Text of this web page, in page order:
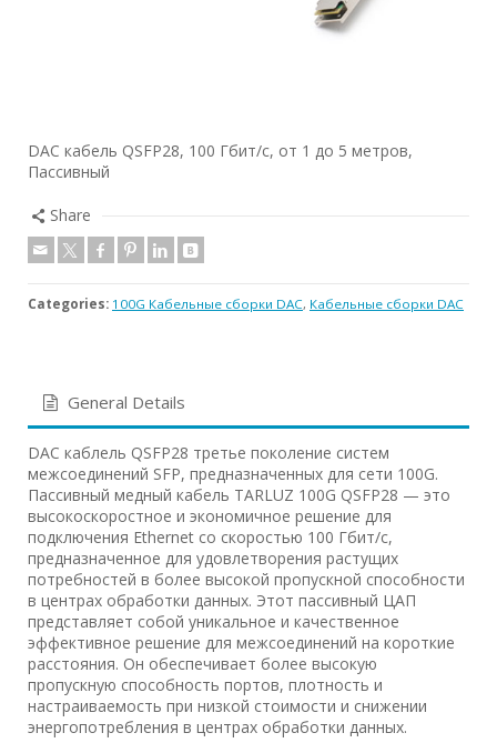
DAC кабель QSFP28, 100 Гбит/с, от 1 до 5 метров,
Пассивный
Share
Categories: 100G Кабельные сборки DAC, Кабельные сборки DAC
General Details
DAC каблель QSFP28 третье поколение систем
межсоединений SFP, предназначенных для сети 100G.
Пассивный медный кабель TARLUZ 100G QSFP28 — это
высокоскоростное и экономичное решение для
подключения Ethernet со скоростью 100 Гбит/с,
предназначенное для удовлетворения растущих
потребностей в более высокой пропускной способности
в центрах обработки данных. Этот пассивный ЦАП
представляет собой уникальное и качественное
эффективное решение для межсоединений на короткие
расстояния. Он обеспечивает более высокую
пропускную способность портов, плотность и
настраиваемость при низкой стоимости и снижении
энергопотребления в центрах обработки данных.